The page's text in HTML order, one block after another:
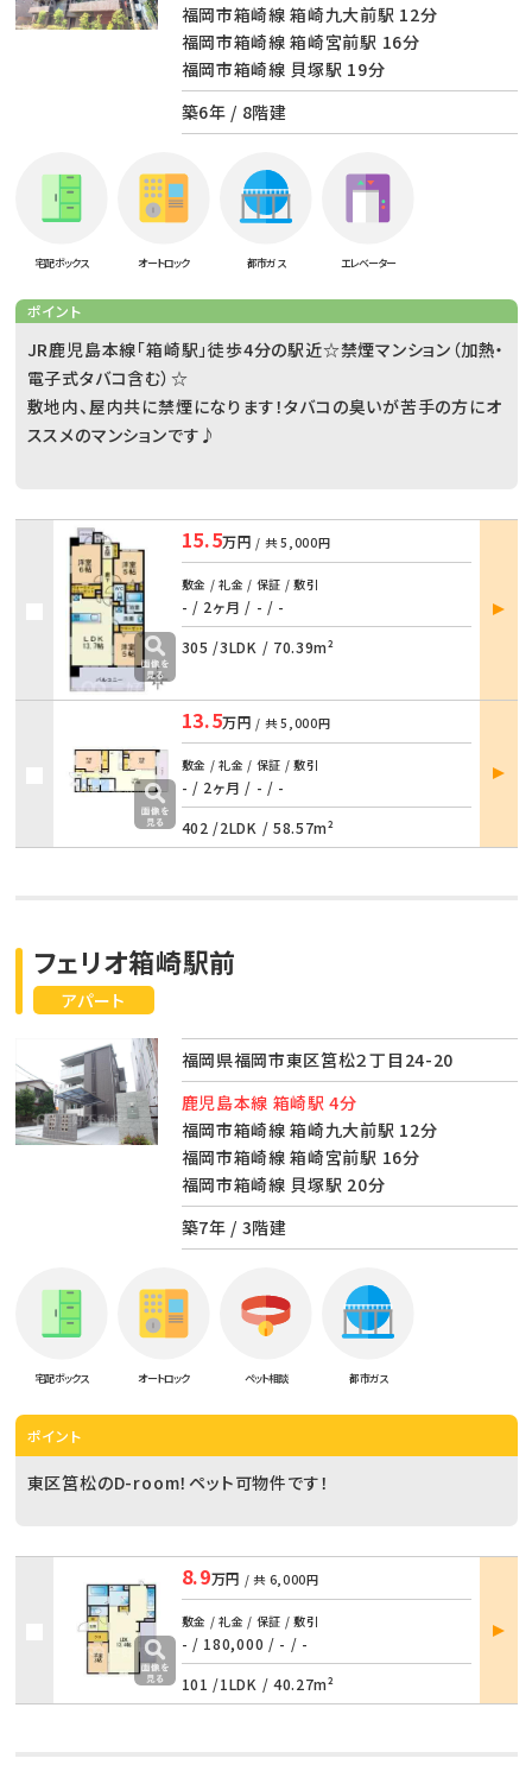
福岡市箱崎線 箱崎九大前駅 12分
福岡市箱崎線 箱崎宮前駅 16分
福岡市箱崎線 貝塚駅 19分
築6年 / 8階建
宅配ボックス オートロック 都市ガス エレベーター
ポイント
JR鹿児島本線「箱崎駅」徒歩4分の駅近☆禁煙マンション（加熱・
電子式タバコ含む）☆
敷地内、屋内共に禁煙になります！タバコの臭いが苦手の方にオ
ススメのマンションです♪
15.5万円 / 共5,000円
敷金 / 礼金 / 保証 / 敷引
- / 2ヶ月 / - / -
305 /3LDK / 70.39m²
部屋
詳細
13.5万円 / 共5,000円
敷金 / 礼金 / 保証 / 敷引
- / 2ヶ月 / - / -
402 /2LDK / 58.57m²
部屋
詳細
アパート
フェリオ箱崎駅前
福岡県福岡市東区筥松２丁目24-20
鹿児島本線 箱崎駅 4分
福岡市箱崎線 箱崎九大前駅 12分
福岡市箱崎線 箱崎宮前駅 16分
福岡市箱崎線 貝塚駅 20分
築7年 / 3階建
宅配ボックス オートロック ペット相談 都市ガス
ポイント
東区筥松のD-room！ペット可物件です！
8.9万円 / 共 6,000円
敷金 / 礼金 / 保証 / 敷引
- / 180,000 / - / -
101 /1LDK / 40.27m²
部屋
詳細